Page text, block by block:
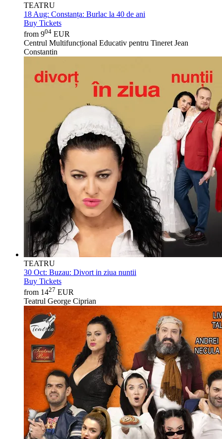
TEATRU
18 Aug: Constanța: Burlac la 40 de ani
Buy Tickets
from 904 EUR
Centrul Multifuncțional Educativ pentru Tineret Jean
Constantin
TEATRU
30 Oct: Buzau: Divort in ziua nuntii
Buy Tickets
from 1427 EUR
Teatrul George Ciprian